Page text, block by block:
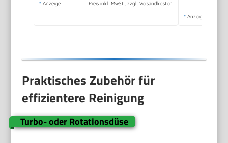
* Anzeige Preis inkl. MwSt., zzgl. Versandkosten
* Anzeige
Praktisches Zubehör für
effizientere Reinigung
Turbo- oder Rotationsdüse